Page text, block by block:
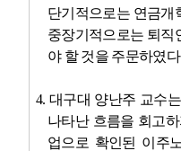
단기적으로는 연금개
중장기적으로는 퇴직
야 할 것을 주문하였다
4. 대구대 양난주 교수
나타난 흐름을 회고
업으로 확인된 이주